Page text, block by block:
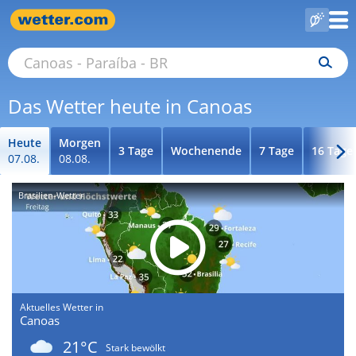
Das Wetter heute in Canoas
Heute
07.08.
Morgen
08.08.
3 Tage Wochenende 7 Tage 16 Tage
Brasilien-Wetter
Aktuelles Wetter in
Canoas
21°C
Stark bewölkt